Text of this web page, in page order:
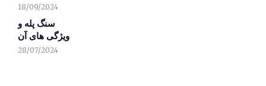
18/09/2024
سنگ پله و
ویژگی های آن
28/07/2024